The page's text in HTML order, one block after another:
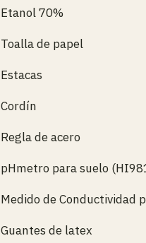
Etanol 70%
Toalla de papel
Estacas
Cordín
Regla de acero
pHmetro para suelo
Medido de Conductividad
Guantes de latex